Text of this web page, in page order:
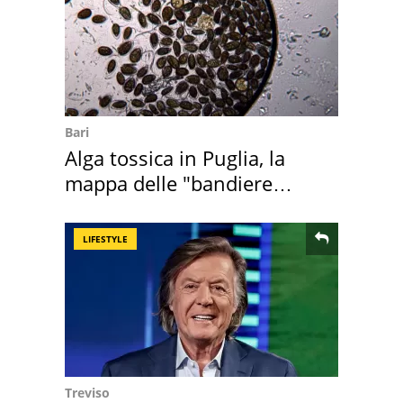
Bari
Alga tossica in Puglia, la
mappa delle "bandiere
LIFESTYLE
Treviso